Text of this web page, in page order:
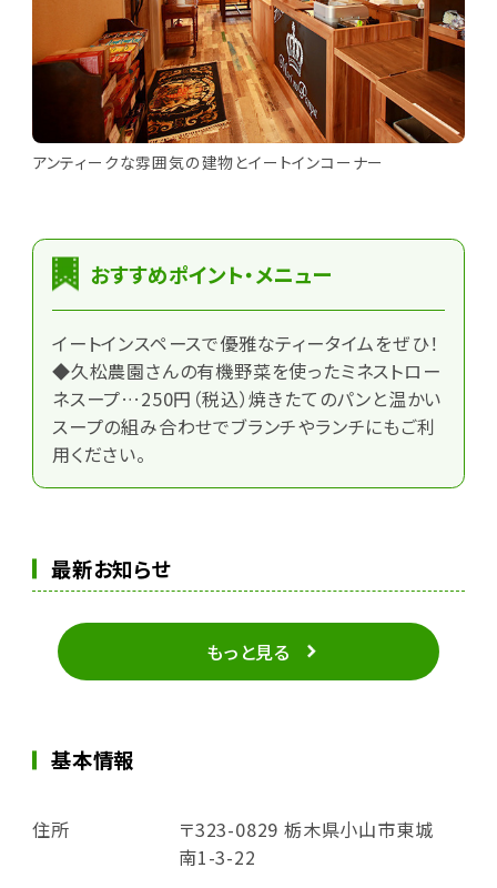
アンティークな雰囲気の建物とイートインコーナー
おすすめポイント・メニュー
イートインスペースで優雅なティータイムをぜひ！
◆久松農園さんの有機野菜を使ったミネストロー
ネスープ…250円（税込）焼きたてのパンと温かい
スープの組み合わせでブランチやランチにもご利
用ください。
最新お知らせ
もっと見る
基本情報
住所
〒323-0829 栃木県小山市東城
南1-3-22